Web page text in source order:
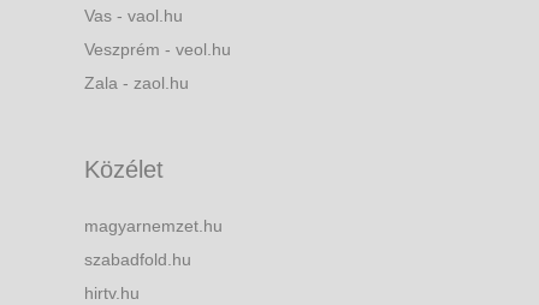
Vas - vaol.hu
Veszprém - veol.hu
Zala - zaol.hu
Közélet
magyarnemzet.hu
szabadfold.hu
hirtv.hu